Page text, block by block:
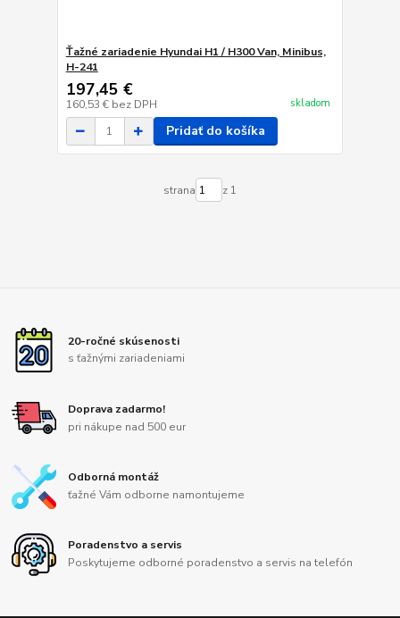
Ťažné zariadenie Hyundai H1 / H300 Van, Minibus,
H-241
197,45 €
160,53 € bez DPH skladom
Pridať do košíka
strana z 1
20-ročné skúsenosti
s ťažnými zariadeniami
Doprava zadarmo!
pri nákupe nad 500 eur
Odborná montáž
ťažné Vám odborne namontujeme
Poradenstvo a servis
Poskytujeme odborné poradenstvo a servis na telefón